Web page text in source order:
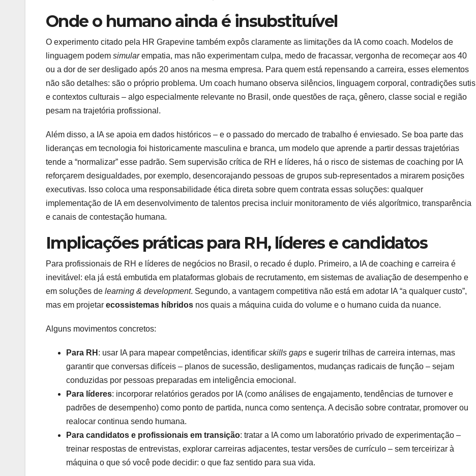
Onde o humano ainda é insubstituível
O experimento citado pela HR Grapevine também expôs claramente as limitações da IA como coach. Modelos de
linguagem podem simularempatia, mas não experimentam culpa, medo de fracassar, vergonha de recomeçar aos 40
ou a dor de ser desligado após 20 anos na mesma empresa. Para quem está repensando a carreira, esses elementos
não são detalhes: são o próprio problema. Um coach humano observa silêncios, linguagem corporal, contradições sutis
e contextos culturais – algo especialmente relevante no Brasil, onde questões de raça, gênero, classe social e região
pesam na trajetória profissional.
Além disso, a IA se apoia em dados históricos – e o passado do mercado de trabalho é enviesado. Se boa parte das
lideranças em tecnologia foi historicamente masculina e branca, um modelo que aprende a partir dessas trajetórias
tende a “normalizar” esse padrão. Sem supervisão crítica de RH e líderes, há o risco de sistemas de coaching por IA
reforçarem desigualdades, por exemplo, desencorajando pessoas de grupos sub-representados a mirarem posições
executivas. Isso coloca uma responsabilidade ética direta sobre quem contrata essas soluções: qualquer
implementação de IA em desenvolvimento de talentos precisa incluir monitoramento de viés algorítmico, transparência
e canais de contestação humana.
Implicações práticas para RH, líderes e candidatos
Para profissionais de RH e líderes de negócios no Brasil, o recado é duplo. Primeiro, a IA de coaching e carreira é
inevitável: ela já está embutida em plataformas globais de recrutamento, em sistemas de avaliação de desempenho e
em soluções de learning & development. Segundo, a vantagem competitiva não está em adotar IA “a qualquer custo”,
mas em projetar ecossistemas híbridos nos quais a máquina cuida do volume e o humano cuida da nuance.
Alguns movimentos concretos:
Para RH : usar IA para mapear competências, identificar skills gaps e sugerir trilhas de carreira internas, mas
garantir que conversas difíceis – planos de sucessão, desligamentos, mudanças radicais de função – sejam
conduzidas por pessoas preparadas em inteligência emocional.
Para líderes: incorporar relatórios gerados por IA (como análises de engajamento, tendências de turnover e
padrões de desempenho) como ponto de partida, nunca como sentença. A decisão sobre contratar, promover ou
realocar continua sendo humana.
Para candidatos e profissionais em transição: tratar a IA como um laboratório privado de experimentação –
treinar respostas de entrevistas, explorar carreiras adjacentes, testar versões de currículo – sem terceirizar à
máquina o que só você pode decidir: o que faz sentido para sua vida.